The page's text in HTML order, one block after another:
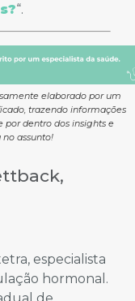
“.
elaborado por um
trazendo informações
por dentro dos insights e
assunto!
especialista
hormonal.